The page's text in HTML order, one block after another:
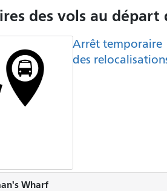
des vols au départ
Arrêt temporaire
des
Wharf